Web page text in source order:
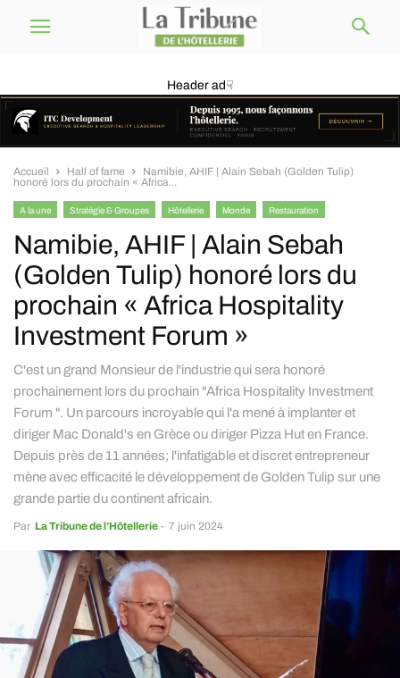
Header ad☟
Accueil Hall of fame
Namibie, AHIF | Alain Sebah (Golden Tulip)
honoré lors du prochain « Africa...
A la une Stratégie & Groupes Hôtellerie Monde Restauration
Namibie, AHIF | Alain Sebah
(Golden Tulip) honoré lors du
prochain « Africa Hospitality
Investment Forum »
C'est un grand Monsieur de l'industrie qui sera honoré
prochainement lors du prochain "Africa Hospitality Investment
Forum ". Un parcours incroyable qui l'a mené à implanter et
diriger Mac Donald's en Grèce ou diriger Pizza Hut en France.
Depuis près de 11 années; l'infatigable et discret entrepreneur
mène avec efficacité le développement de Golden Tulip sur une
grande partie du continent africain.
Par La Tribune de l’Hôtellerie - 7 juin 2024